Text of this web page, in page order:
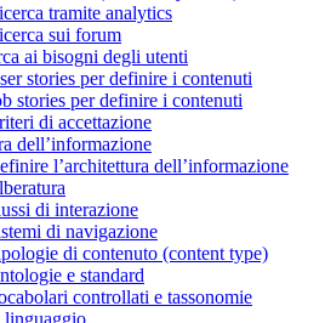
tramite analytics
sui forum
ai bisogni degli utenti
stories per definire i contenuti
stories per definire i contenuti
di accettazione
dell’informazione
l’architettura dell’informazione
di interazione
di navigazione
di contenuto (content type)
e standard
controllati e tassonomie
linguaggio